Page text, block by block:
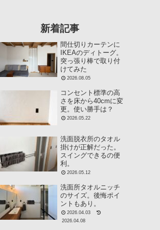
新着記事
間仕切りカーテンに
IKEAのディトーグ。
突っ張り棒で取り付
けてみた
2026.08.05
コンセント標準の高
さを床から40cmに変
更。使い勝手は？
2026.05.22
洗面脱衣所のタオル
掛けが正解だった。
スイングできるの便
利。
2026.05.12
洗面所タオルニッチ
のサイズ。後悔ポイ
ントもあり。
2026.04.03
2026.04.08